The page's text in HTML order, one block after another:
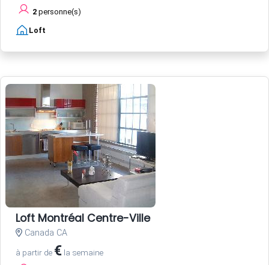
2 personne(s)
Loft
Loft Montréal Centre-Ville
Canada CA
à partir de € la semaine